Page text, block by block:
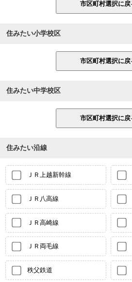
住みたい小学校区
住みたい中学校区
住みたい沿線
ＪＲ上越新幹線
ＪＲ八高線
ＪＲ高崎線
ＪＲ両毛線
秩父鉄道